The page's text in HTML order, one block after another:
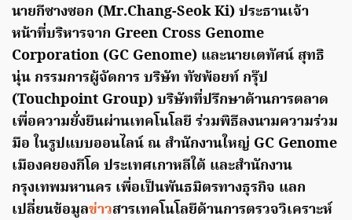
นายกีซางซอก (Mr.Chang-Seok Ki) ประธานเจ้า
หน้าที่บริหารจาก Green Cross Genome
Corporation (GC Genome) และนายเตทัศน์ สุทธิ
นุ่น กรรมการผู้จัดการ บริษัท ทัชพ้อยท์ กรุ๊ป
(Touchpoint Group) บริษัทที่ปรึกษาด้านการตลาด
เพื่อความยั่งยืนผ่านเทคโนโลยี ร่วมพิธีลงนามความร่วม
มือ ในรูปแบบออนไลน์ ณ สำนักงานใหญ่ GC Genome
เมืองคยองกีโด ประเทศเกาหลีใต้ และสำนักงาน
กรุงเทพมหานคร เพื่อเป็นพันธมิตรทางธุรกิจ แลก
เปลี่ยนข้อมูลข่าวสารเทคโนโลยีด้านการตรวจวิเคราะห์